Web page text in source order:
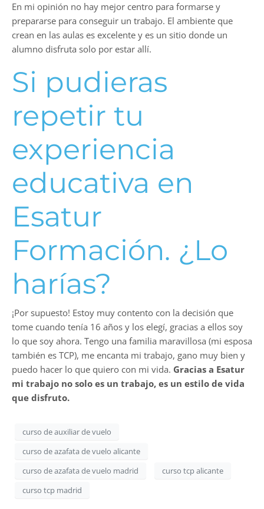
En mi opinión no hay mejor centro para formarse y
prepararse para conseguir un trabajo. El ambiente que
crean en las aulas es excelente y es un sitio donde un
alumno disfruta solo por estar allí.
Si pudieras
repetir tu
experiencia
educativa en
Esatur
Formación. ¿Lo
harías?
¡Por supuesto! Estoy muy contento con la decisión que
tome cuando tenía 16 años y los elegí, gracias a ellos soy
lo que soy ahora. Tengo una familia maravillosa (mi esposa
también es TCP), me encanta mi trabajo, gano muy bien y
puedo hacer lo que quiero con mi vida. Gracias a Esatur
mi trabajo no solo es un trabajo, es un estilo de vida
que disfruto.
curso de auxiliar de vuelo
curso de azafata de vuelo alicante
curso de azafata de vuelo madrid
curso tcp alicante
curso tcp madrid